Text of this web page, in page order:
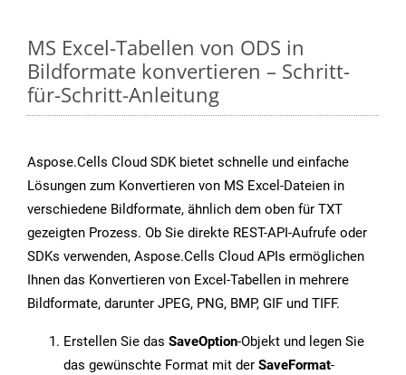
MS Excel-Tabellen von ODS in
Bildformate konvertieren – Schritt-
für-Schritt-Anleitung
Aspose.Cells Cloud SDK bietet schnelle und einfache
Lösungen zum Konvertieren von MS Excel-Dateien in
verschiedene Bildformate, ähnlich dem oben für TXT
gezeigten Prozess. Ob Sie direkte REST-API-Aufrufe oder
SDKs verwenden, Aspose.Cells Cloud APIs ermöglichen
Ihnen das Konvertieren von Excel-Tabellen in mehrere
Bildformate, darunter JPEG, PNG, BMP, GIF und TIFF.
Erstellen Sie das SaveOption-Objekt und legen Sie
das gewünschte Format mit der SaveFormat-